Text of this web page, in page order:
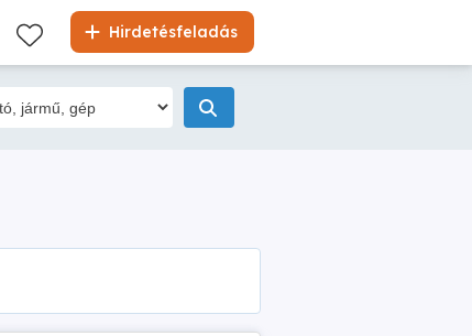
Hirdetésfeladás